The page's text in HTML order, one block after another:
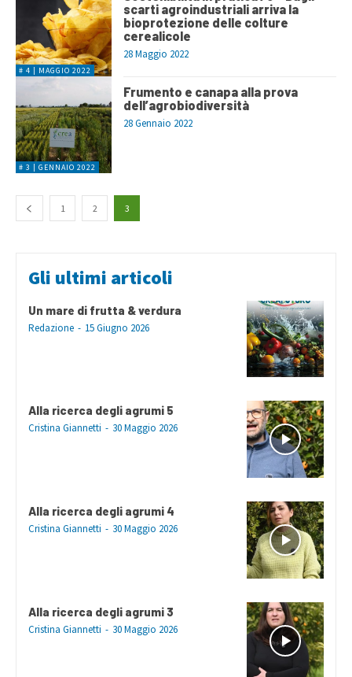
# 4 | MAGGIO 2022
scarti agroindustriali arriva la
bioprotezione delle colture
cerealicole
28 Maggio 2022
# 3 | GENNAIO 2022
Frumento e canapa alla prova
dell’agrobiodiversità
28 Gennaio 2022
1 2 3
Gli ultimi articoli
Un mare di frutta & verdura
Redazione - 15 Giugno 2026
Alla ricerca degli agrumi 5
Cristina Giannetti - 30 Maggio 2026
Alla ricerca degli agrumi 4
Cristina Giannetti - 30 Maggio 2026
Alla ricerca degli agrumi 3
Cristina Giannetti - 30 Maggio 2026